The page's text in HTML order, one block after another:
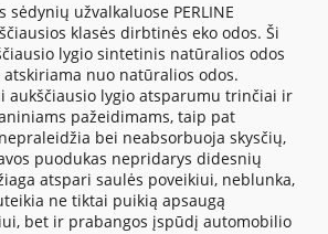
užvalkaluose PERLINE
klasės dirbtinės eko odos. Ši
lygio sintetinis natūralios odos
nuo natūralios odos.
aukščiausio lygio atsparumu trinčiai ir
pažeidimams, taip pat
bei neabsorbuoja skysčių,
puodukas nepridarys didesnių
atspari saulės poveikiui, neblunka,
ne tiktai puikią apsaugą
bet ir prabangos įspūdį automobilio